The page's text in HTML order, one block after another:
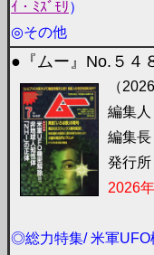
ｲ・ﾐｽﾞﾓﾘ）
◎その他
●『ムー』No.５４
（
編集
編集長
発行所
2026
◎総力特集/ 米軍UFO